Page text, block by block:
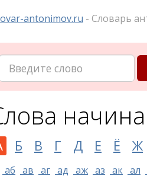
antonimov.ru - Словарь
Б В Г Д Е Ё Ж
аб ав аг ад аж аз ак ал